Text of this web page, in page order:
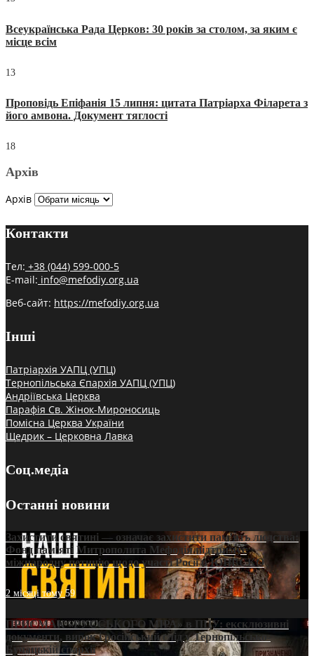
Всеукраїнська Рада Церков: 30 років за столом, за яким є
місце всім
13
Проповідь Епіфанія 15 липня: цитата Патріарха Філарета з
його амвона. Документ тяглості
18
Архів
Архів
Контакти
Тел: +38 (044) 599-000-5
E-mail: info@mefodiy.org.ua
Веб-сайт: https://mefodiy.org.ua
Інші
Патріархія УАПЦ (УПЦ)
Тернопільська Єпархія УАПЦ (УПЦ)
Андріївська Церква
Парафія Св. Жінок-Мироносиць
Помісна Церква України
Щедрик – Церковна Лавка
Соц.медіа
Останні новини
Захистити святині — означає захистити пам’ять людства:
Фонд пам’яті Митрополита Мефодія підтримує
міжнародну петицію щодо участі Росії в ЮНЕСКО
2 місяці тому59
ПРИСМАК «РУССЬКОГО МІРА» в ПЦУ: ексклюзивні
документи, вирок і російський слід у Тернопільсько-
Бучацькій єпархії